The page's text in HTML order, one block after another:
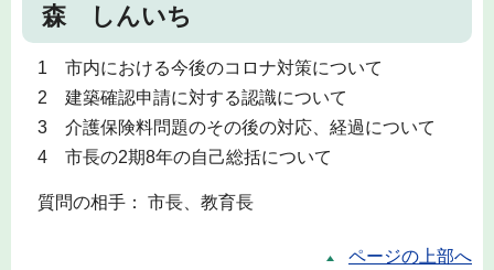
森 しんいち
1 市内における今後のコロナ対策について
2 建築確認申請に対する認識について
3 介護保険料問題のその後の対応、経過について
4 市長の2期8年の自己総括について
質問の相手： 市長、教育長
ページの上部へ